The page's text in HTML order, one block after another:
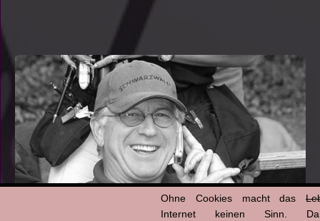
Ohne Cookies macht das
Internet keinen Sinn.